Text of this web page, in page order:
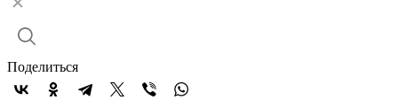
Поделиться